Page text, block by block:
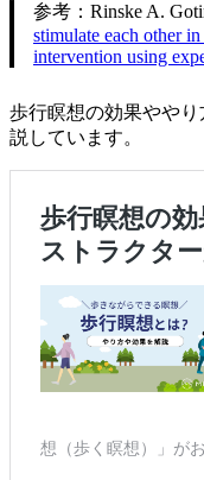
参考：Rinske A.
stimulate each other
intervention using
歩行瞑想の効果やや
説しています。